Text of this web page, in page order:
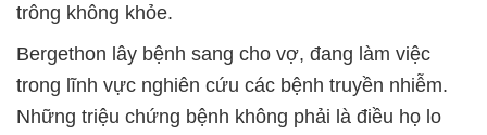
trông không khỏe.
Bergethon lây bệnh sang cho vợ, đang làm việc
trong lĩnh vực nghiên cứu các bệnh truyền nhiễm.
Những triệu chứng bệnh không phải là điều họ lo